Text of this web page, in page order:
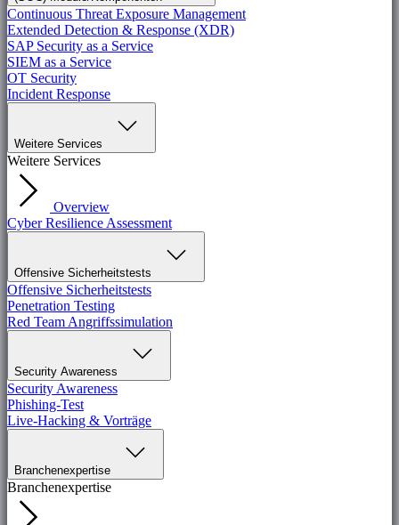
Continuous Threat Exposure Management
Extended Detection & Response (XDR)
SAP Security as a Service
SIEM as a Service
OT Security
Incident Response
Weitere Services
Weitere Services
Overview
Cyber Resilience Assessment
Offensive Sicherheitstests
Offensive Sicherheitstests
Penetration Testing
Red Team Angriffssimulation
Security Awareness
Security Awareness
Phishing-Test
Live-Hacking & Vorträge
Branchenexpertise
Branchenexpertise